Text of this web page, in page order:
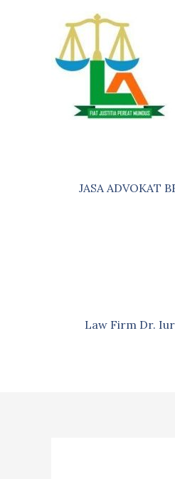
JASA ADVOKAT
Law Firm Dr.